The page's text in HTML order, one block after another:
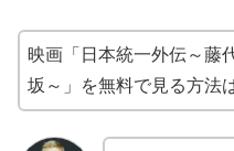
映画「日本統一外伝～藤
坂～」を無料で見る方法